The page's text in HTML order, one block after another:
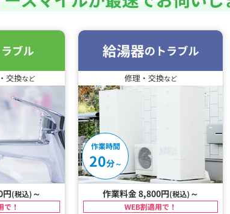
ブル
交換など
円(税込) ～
で！
給湯器のトラブル
修理・交換など
作業時間
20分～
作業料金 8,800円(税込) ～
WEB割適用で！